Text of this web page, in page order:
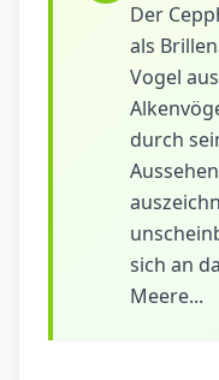
Der
als
Vogel
durch
sich an
Meere...